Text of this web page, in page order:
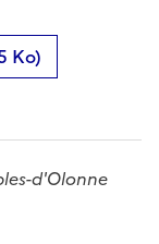
Ko)
d'Olonne